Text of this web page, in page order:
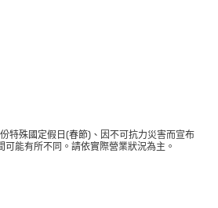
特殊國定假日(春節)、因不可抗力災害而宣布
能有所不同。請依實際營業狀況為主。